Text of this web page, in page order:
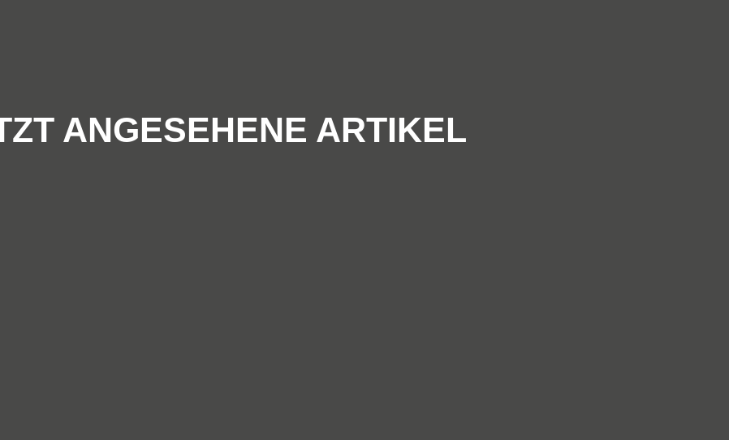
ANGESEHENE ARTIKEL